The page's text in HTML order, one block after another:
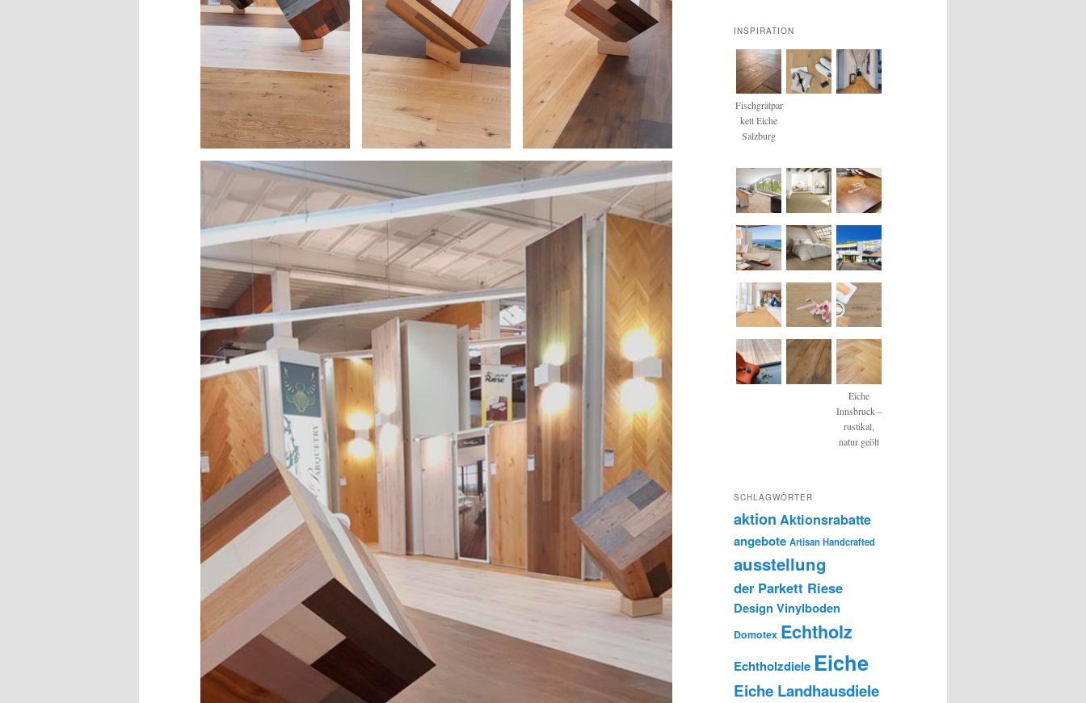
INSPIRATION
Fischgrätpar
kett Eiche
Salzburg
Eiche
Innsbruck –
rustikal,
natur geölt
SCHLAGWÖRTER
aktion Aktionsrabatte
angebote Artisan Handcrafted
ausstellung
der Parkett Riese
Design Vinylboden
Domotex Echtholz
Echtholzdiele Eiche
Eiche Landhausdiele